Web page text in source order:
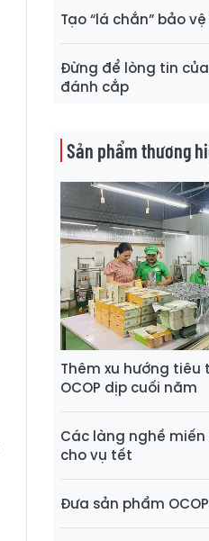
Tạo “lá chắn” bảo
Đừng để lòng tin
đánh cắp
Sản phẩm thương
Thêm xu hướng tiêu
OCOP dịp cuối năm
Các làng nghề
cho vụ tết
Đưa sản phẩm